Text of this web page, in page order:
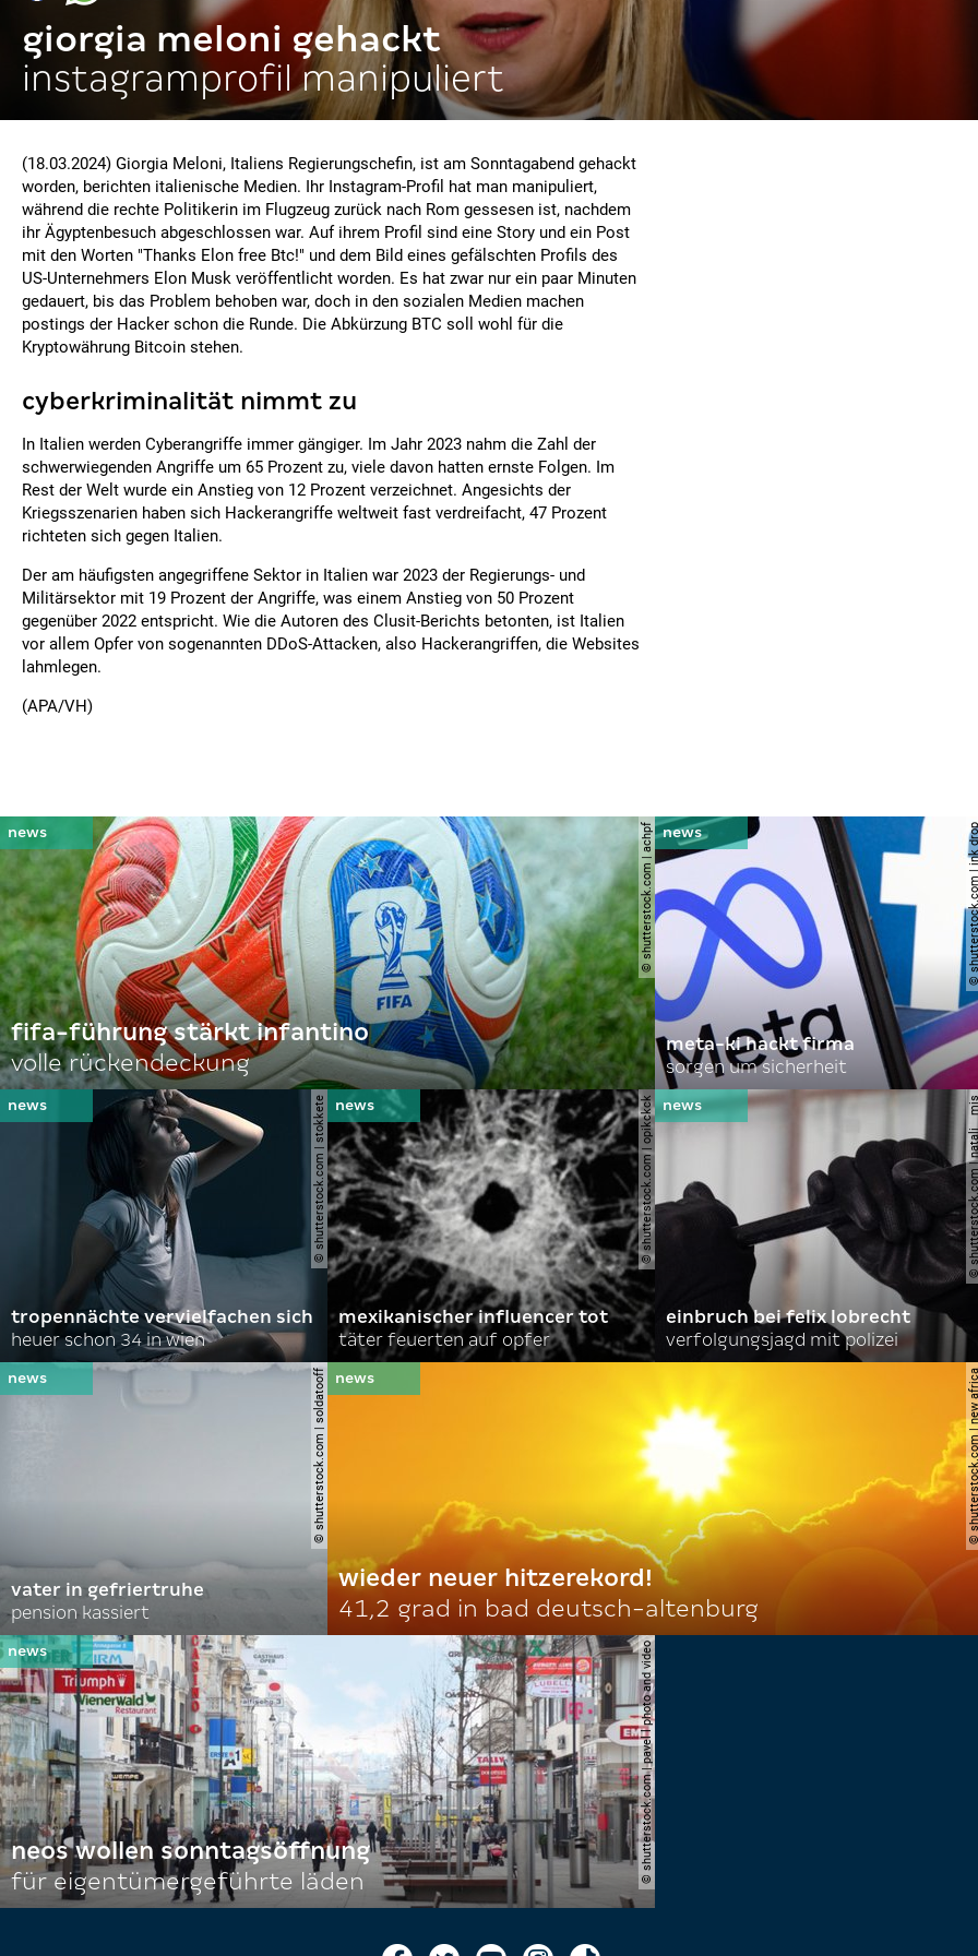
giorgia meloni gehackt
instagramprofil manipuliert
(18.03.2024) Giorgia Meloni, Italiens Regierungschefin, ist am Sonntagabend gehackt
worden, berichten italienische Medien. Ihr Instagram-Profil hat man manipuliert,
während die rechte Politikerin im Flugzeug zurück nach Rom gessesen ist, nachdem
ihr Ägyptenbesuch abgeschlossen war. Auf ihrem Profil sind eine Story und ein Post
mit den Worten "Thanks Elon free Btc!" und dem Bild eines gefälschten Profils des
US-Unternehmers Elon Musk veröffentlicht worden. Es hat zwar nur ein paar Minuten
gedauert, bis das Problem behoben war, doch in den sozialen Medien machen
postings der Hacker schon die Runde. Die Abkürzung BTC soll wohl für die
Kryptowährung Bitcoin stehen.
cyberkriminalität nimmt zu
In Italien werden Cyberangriffe immer gängiger. Im Jahr 2023 nahm die Zahl der
schwerwiegenden Angriffe um 65 Prozent zu, viele davon hatten ernste Folgen. Im
Rest der Welt wurde ein Anstieg von 12 Prozent verzeichnet. Angesichts der
Kriegsszenarien haben sich Hackerangriffe weltweit fast verdreifacht, 47 Prozent
richteten sich gegen Italien.
Der am häufigsten angegriffene Sektor in Italien war 2023 der Regierungs- und
Militärsektor mit 19 Prozent der Angriffe, was einem Anstieg von 50 Prozent
gegenüber 2022 entspricht. Wie die Autoren des Clusit-Berichts betonten, ist Italien
vor allem Opfer von sogenannten DDoS-Attacken, also Hackerangriffen, die Websites
lahmlegen.
(APA/VH)
© shutterstock.com | achpf
fifa-führung stärkt infantino
volle rückendeckung
©
meta-ki hackt firma
sorgen um sicherheit
© shutterstock.com | stokkete
tropennächte vervielfachen sich
heuer schon 34 in wien
© shutterstock.com | opikckck
mexikanischer influencer tot
täter feuerten auf opfer
©
einbruch bei felix lobrecht
verfolgungsjagd mit polizei
© shutterstock.com | soldatooff
vater in gefriertruhe
pension kassiert
©
wieder neuer hitzerekord!
41,2 grad in bad deutsch-altenburg
© shutterstock.com | pavel l photo and video
neos wollen sonntagsöffnung
für eigentümergeführte läden